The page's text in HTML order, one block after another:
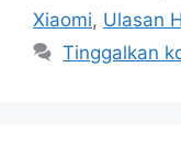
Xiaomi, Ulasan
Tinggalkan